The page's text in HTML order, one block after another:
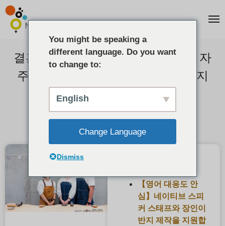
결혼반지, 약혼반지 수제, DIY에서 자
주 발생하는 실패와 대책｜후회하지
않는 방법【MITUBACI】!
2021-05-10
【영어 대응도 안
심】네이티브 스피
커 스태프와 장인이
반지 제작을 지원합
You might be speaking a
different language. Do you want
to change to:
English
Change Language
Dismiss